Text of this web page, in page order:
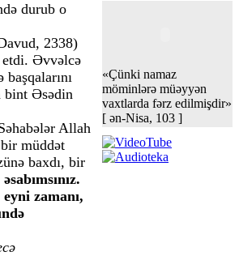
durub o
2338)
etdi. Əvvəlcə
bint Əsədin
Allah
müddət
baxdı, bir
zamanı,
«Çünki namaz
möminlərə müəyyən
vaxtlarda fərz edilmişdir»
[ ən-Nisa, 103 ]